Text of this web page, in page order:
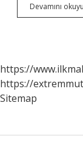
Devamını
https://
https://
Sitemap